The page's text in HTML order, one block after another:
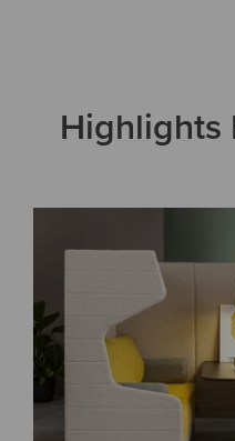
Highlights